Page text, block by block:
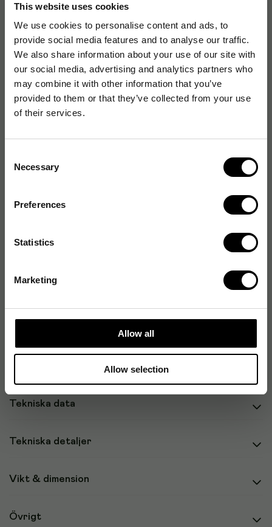
This website uses cookies
We use cookies to personalise content and ads, to
provide social media features and to analyse our traffic.
We also share information about your use of our site with
our social media, advertising and analytics partners who
may combine it with other information that you’ve
provided to them or that they’ve collected from your use
of their services.
Selection
Necessary
Preferences
Statistics
Marketing
Allow all
Allow selection
Originalnummer 133-50
Specifikationer
Anslutningar
Tekniska data
Tekniska detaljer
Vikt & dimension
Övrigt